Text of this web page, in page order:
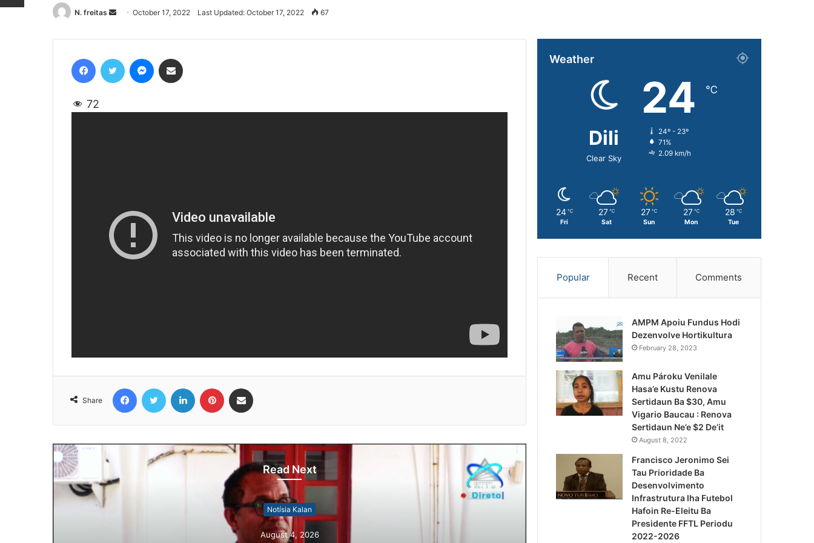
N. freitas
Send
email
October 17, 2022 Last Updated: October 17, 2022 67
72
Share
Read Next
Notísia Kalan
August 4, 2026
Weather
Dili
Clear Sky
24 ℃
24º - 23º
71%
2.09 km/h
24 ℃
Fri
27 ℃
Sat
27 ℃
Sun
27 ℃
Mon
28 ℃
Tue
Popular Recent Comments
AMPM Apoiu Fundus Hodi
Dezenvolve Hortikultura
February 28, 2023
Amu Pároku Venilale
Hasa’e Kustu Renova
Sertidaun Ba $30, Amu
Vigario Baucau : Renova
Sertidaun Ne’e $2 De’it
August 8, 2022
Francisco Jeronimo Sei
Tau Prioridade Ba
Desenvolvimento
Infrastrutura Iha Futebol
Hafoin Re-Eleitu Ba
Presidente FFTL Periodu
2022-2026